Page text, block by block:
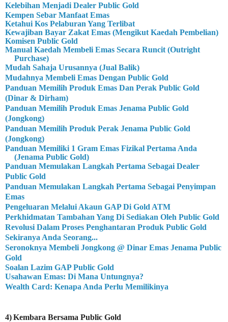
Kelebihan Menjadi Dealer Public Gold
Kempen Sebar Manfaat Emas
Ketahui Kos Pelaburan Yang Terlibat
Kewajiban Bayar Zakat Emas (Mengikut Kaedah Pembelian)
Komisen Public Gold
Manual Kaedah Membeli Emas Secara Runcit (Outright
Purchase)
Mudah Sahaja Urusannya (Jual Balik)
Mudahnya Membeli Emas Dengan Public Gold
Panduan Memilih Produk Emas Dan Perak Public Gold
(Dinar & Dirham)
Panduan Memilih Produk Emas Jenama Public Gold
(Jongkong)
Panduan Memilih Produk Perak Jenama Public Gold
(Jongkong)
Panduan Memiliki 1 Gram Emas Fizikal Pertama Anda
(Jenama Public Gold)
Panduan Memulakan Langkah Pertama Sebagai Dealer
Public Gold
Panduan Memulakan Langkah Pertama Sebagai Penyimpan
Emas
Pengeluaran Melalui Akaun GAP Di Gold ATM
Perkhidmatan Tambahan Yang Di Sediakan Oleh Public Gold
Revolusi Dalam Proses Penghantaran Produk Public Gold
Sekiranya Anda Seorang...
Seronoknya Membeli Jongkong @ Dinar Emas Jenama Public
Gold
Soalan Lazim GAP Public Gold
Usahawan Emas: Di Mana Untungnya?
Wealth Card: Kenapa Anda Perlu Memilikinya
Kembara Bersama Public Gold